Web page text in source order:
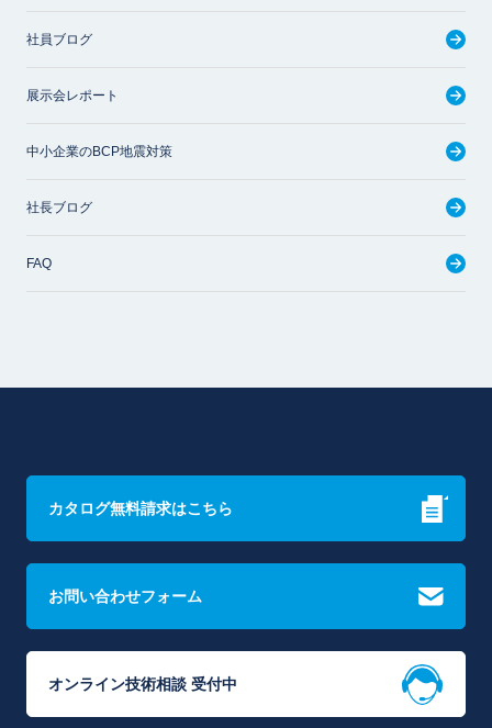
社員ブログ
展示会レポート
中小企業のBCP地震対策
社長ブログ
FAQ
カタログ無料請求はこちら
お問い合わせフォーム
オンライン技術相談 受付中